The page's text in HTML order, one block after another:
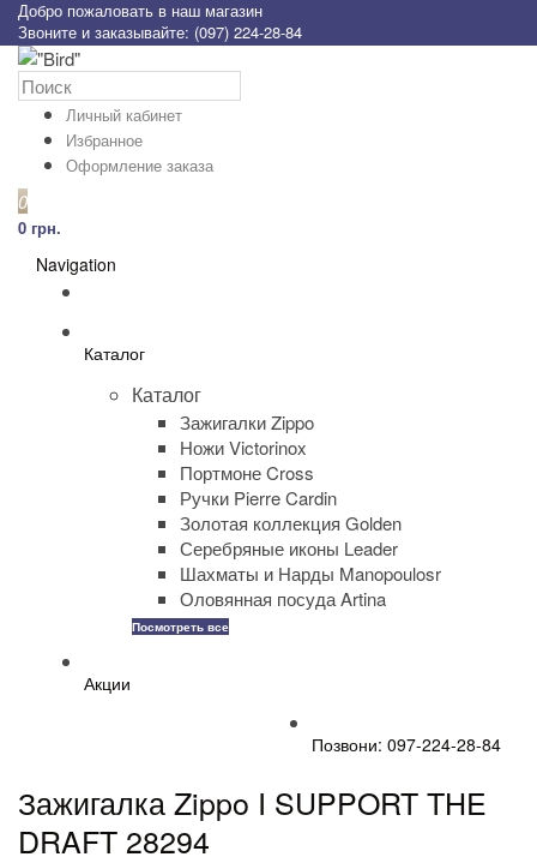
Добро пожаловать в наш магазин
Звоните и заказывайте: (097) 224-28-84
Личный кабинет
Избранное
Оформление заказа
0
0 грн.
Navigation
Каталог
Каталог
Зажигалки Zippo
Ножи Victorinox
Портмоне Cross
Ручки Pierre Cardin
Золотая коллекция Golden
Серебряные иконы Leader
Шахматы и Нарды Manopoulosr
Оловянная посуда Artina
Посмотреть все
Акции
Позвони: 097-224-28-84
Зажигалка Zippo I SUPPORT THE
DRAFT 28294